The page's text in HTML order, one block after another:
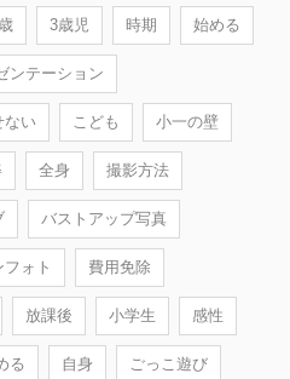
3歳児 時期 始める
ンテーション
ない こども 小一の壁
全身 撮影方法
バストアップ写真
ォト 費用免除
放課後 小学生 感性
る 自身 ごっこ遊び